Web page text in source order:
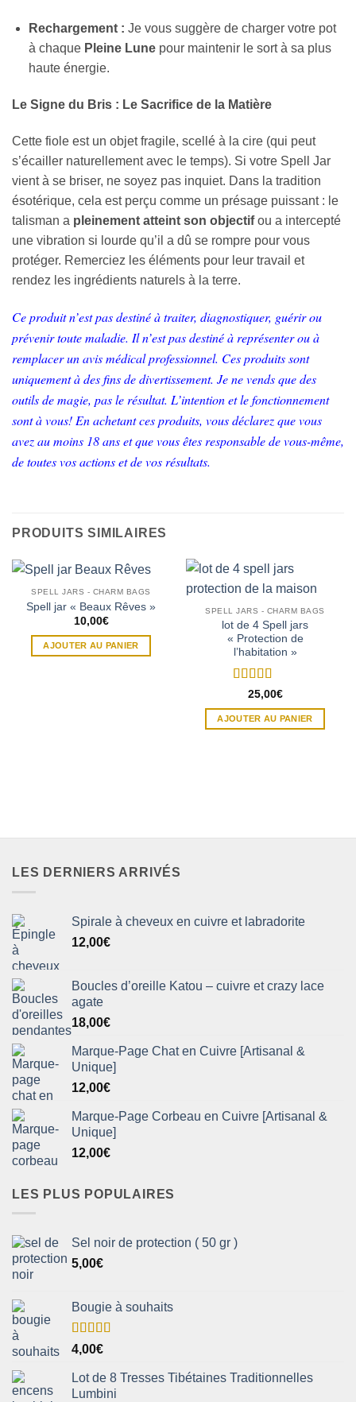
Rechargement : Je vous suggère de charger votre pot
à chaque Pleine Lunepour maintenir le sort à sa plus
haute énergie.
Le Signe du Bris : Le Sacrifice de la Matière
Cette fiole est un objet fragile, scellé à la cire (qui peut
s’écailler naturellement avec le temps). Si votre Spell Jar
vient à se briser, ne soyez pas inquiet. Dans la tradition
ésotérique, cela est perçu comme un présage puissant : le
talisman a pleinement atteint son objectifou a intercepté
une vibration si lourde qu’il a dû se rompre pour vous
protéger. Remerciez les éléments pour leur travail et
rendez les ingrédients naturels à la terre.
Ce produit n’est pas destiné à traiter, diagnostiquer, guérir ou
prévenir toute maladie. Il n’est pas destiné à représenter ou à
remplacer un avis médical professionnel. Ces produits sont
uniquement à des fins de divertissement. Je ne vends que des
outils de magie, pas le résultat. L’intention et le fonctionnement
sont à vous! En achetant ces produits, vous déclarez que vous
avez au moins 18 ans et que vous êtes responsable de vous-même,
de toutes vos actions et de vos résultats.
PRODUITS SIMILAIRES
SPELL JARS - CHARM BAGS
Spell jar « Beaux Rêves »
10,00€
AJOUTER AU PANIER
SPELL JARS - CHARM BAGS
lot de 4 Spell jars
« Protection de
l’habitation »
Note 5sur 5
25,00€
AJOUTER AU PANIER
LES DERNIERS ARRIVÉS
Spirale à cheveux en cuivre et labradorite
12,00€
Boucles d’oreille Katou – cuivre et crazy lace
agate
18,00€
Marque-Page Chat en Cuivre [Artisanal &
Unique]
12,00€
Marque-Page Corbeau en Cuivre [Artisanal &
Unique]
12,00€
LES PLUS POPULAIRES
Sel noir de protection ( 50 gr )
5,00€
Bougie à souhaits
Note5.00
sur 5
4,00€
Lot de 8 Tresses Tibétaines Traditionnelles
Lumbini